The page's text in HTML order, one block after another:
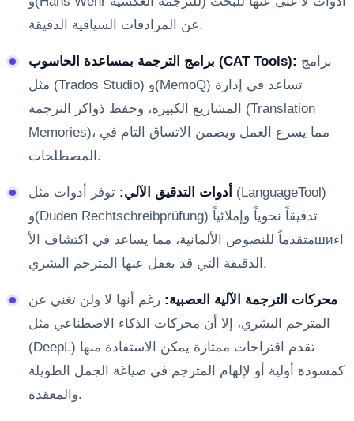
عن المرادفات السياقية الدقيقة.
برامج الترجمة بمساعدة الحاسوب (CAT Tools):
مثل (Trados Studio) و(MemoQ) تساعد في إدارة
المشاريع الكبيرة، وحفظ ذواكر الترجمة (Translation
Memories)، مما يسرع العمل ويضمن الاتساق التام في
المصطلحات.
أدوات التدقيق الآلي: توفر أدوات مثل (LanguageTool)
و(Duden Rechtschreibprüfung) تدقيقاً نحوياً وإملائياً
متقدماً للنصوص الألمانية، مما يساعد في اكتشاف الأшиاء
الدقيقة التي قد يغفل عنها المترجم البشري.
محركات الترجمة الآلية العصبية: رغم أنها لا ولن تغني عن
المترجم البشري، إلا أن محركات الذكاء الاصطناعي مثل
(DeepL) تقدم اقتراحات ممتازة يمكن الاستفادة منها
كمسودة أولية أو لإلهام المترجم في صياغة الجمل الطويلة
والمعقدة.